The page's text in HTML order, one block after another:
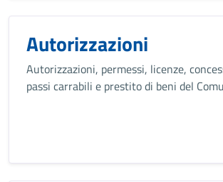
Autorizzazioni
Autorizzazioni, permessi, licenze,
passi carrabili e prestito di beni del